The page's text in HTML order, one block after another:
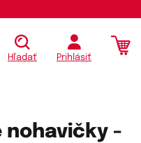
Hľadať Prihlásiť
nohavičky -